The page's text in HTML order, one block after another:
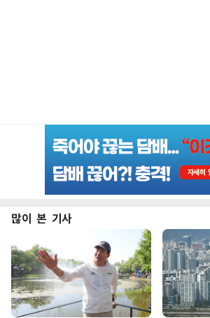
많이 본 기사